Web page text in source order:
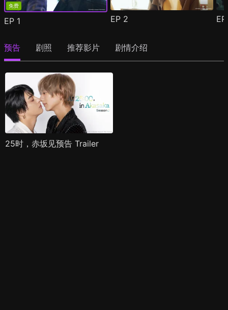
免费
EP 1 EP 2
预告 剧照 推荐影片 剧情介绍
25时，赤坂见预告 Trailer